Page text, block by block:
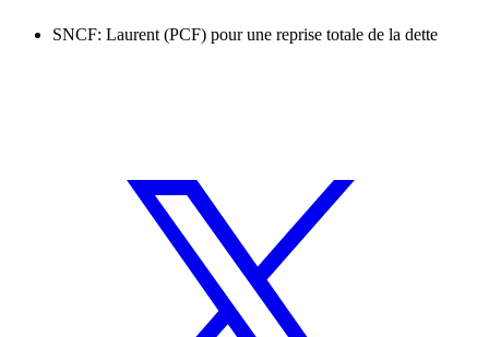
SNCF: Laurent (PCF) pour une reprise totale de la dette